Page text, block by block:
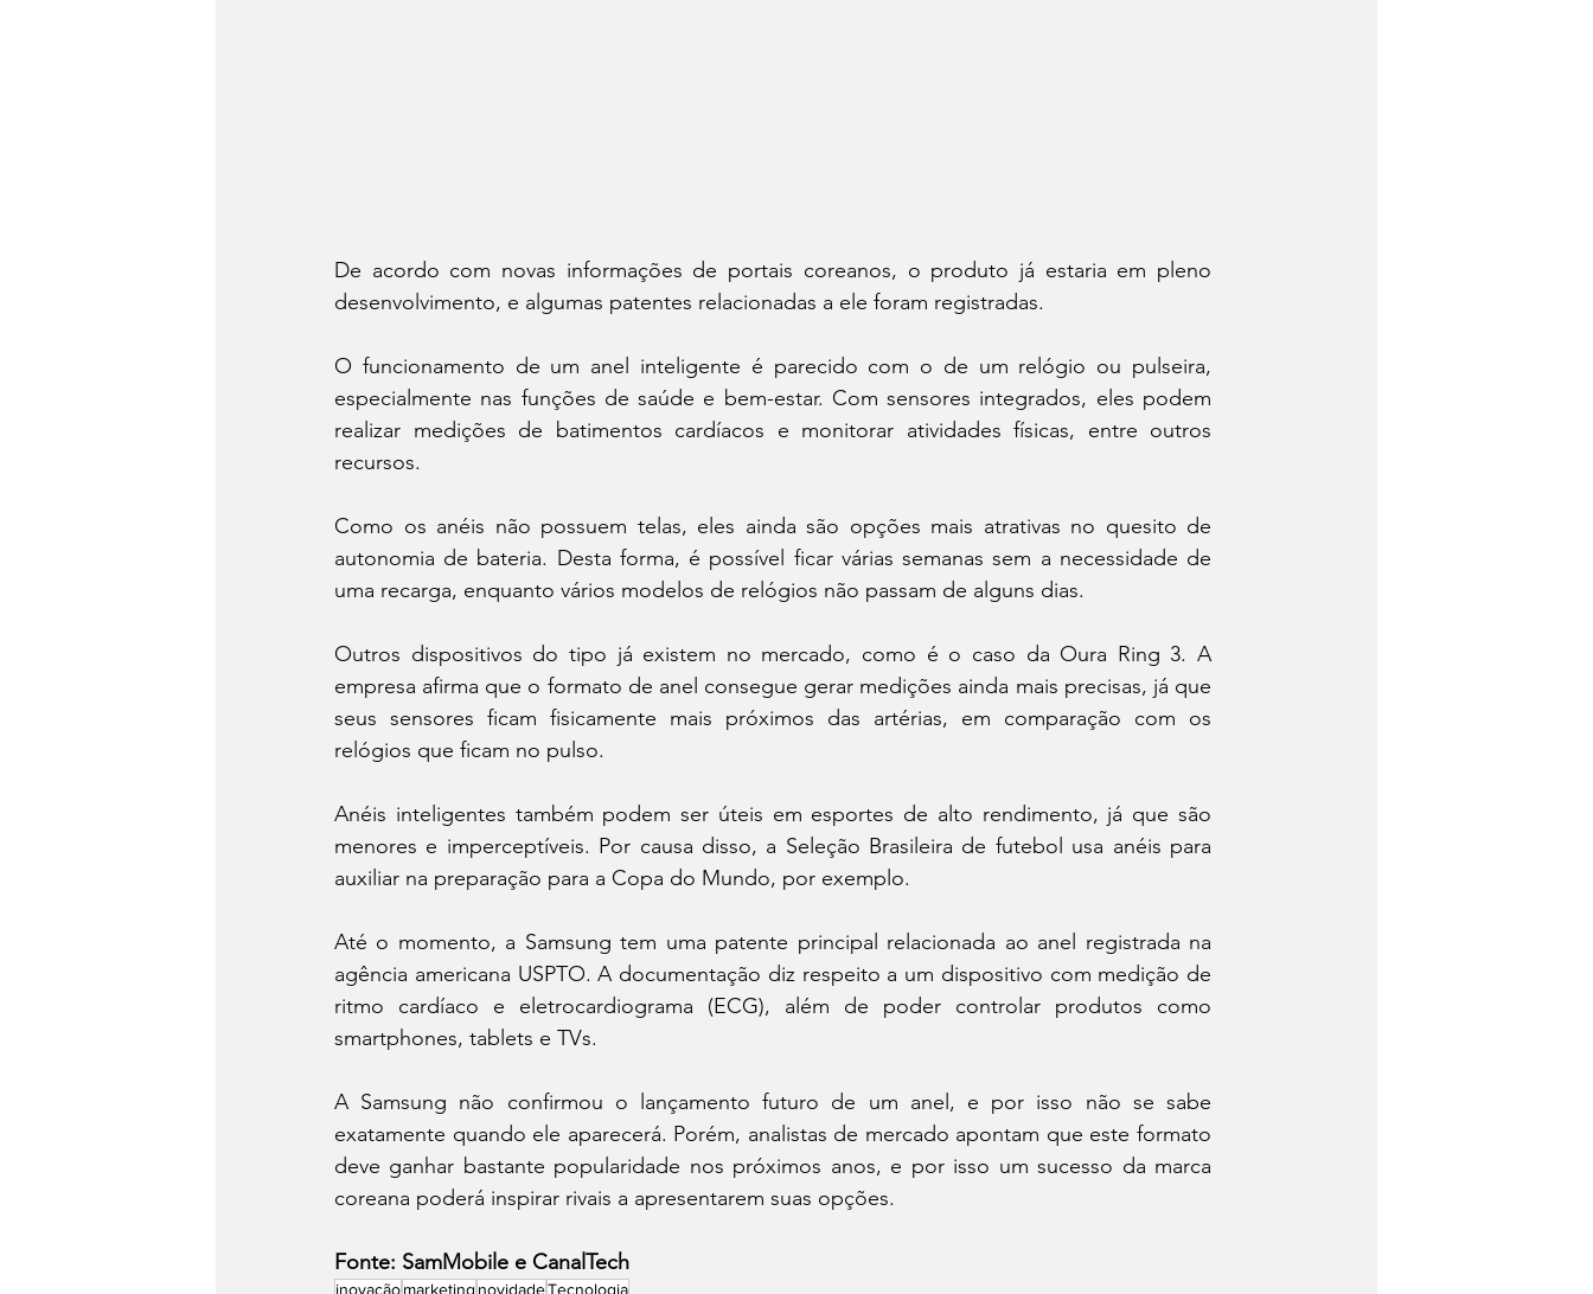
De acordo com novas informações de portais coreanos, o produto já estaria em pleno
desenvolvimento, e algumas patentes relacionadas a ele foram registradas.
O funcionamento de um anel inteligente é parecido com o de um relógio ou pulseira,
especialmente nas funções de saúde e bem-estar. Com sensores integrados, eles podem
realizar medições de batimentos cardíacos e monitorar atividades físicas, entre outros
recursos.
Como os anéis não possuem telas, eles ainda são opções mais atrativas no quesito de
autonomia de bateria. Desta forma, é possível ficar várias semanas sem a necessidade de
uma recarga, enquanto vários modelos de relógios não passam de alguns dias.
Outros dispositivos do tipo já existem no mercado, como é o caso da Oura Ring 3. A
empresa afirma que o formato de anel consegue gerar medições ainda mais precisas, já que
seus sensores ficam fisicamente mais próximos das artérias, em comparação com os
relógios que ficam no pulso.
Anéis inteligentes também podem ser úteis em esportes de alto rendimento, já que são
menores e imperceptíveis. Por causa disso, a Seleção Brasileira de futebol usa anéis para
auxiliar na preparação para a Copa do Mundo, por exemplo.
Até o momento, a Samsung tem uma patente principal relacionada ao anel registrada na
agência americana USPTO. A documentação diz respeito a um dispositivo com medição de
ritmo cardíaco e eletrocardiograma (ECG), além de poder controlar produtos como
smartphones, tablets e TVs.
A Samsung não confirmou o lançamento futuro de um anel, e por isso não se sabe
exatamente quando ele aparecerá. Porém, analistas de mercado apontam que este formato
deve ganhar bastante popularidade nos próximos anos, e por isso um sucesso da marca
coreana poderá inspirar rivais a apresentarem suas opções.
Fonte: SamMobile e CanalTech
inovaçãomarketing novidadeTecnologia